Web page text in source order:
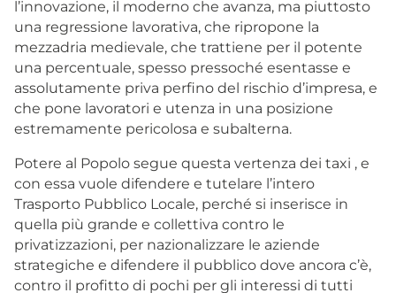
l’innovazione, il moderno che avanza, ma piuttosto
una regressione lavorativa, che ripropone la
mezzadria medievale, che trattiene per il potente
una percentuale, spesso pressoché esentasse e
assolutamente priva perfino del rischio d’impresa, e
che pone lavoratori e utenza in una posizione
estremamente pericolosa e subalterna.
Potere al Popolo segue questa vertenza dei taxi , e
con essa vuole difendere e tutelare l’intero
Trasporto Pubblico Locale, perché si inserisce in
quella più grande e collettiva contro le
privatizzazioni, per nazionalizzare le aziende
strategiche e difendere il pubblico dove ancora c’è,
contro il profitto di pochi per gli interessi di tutti